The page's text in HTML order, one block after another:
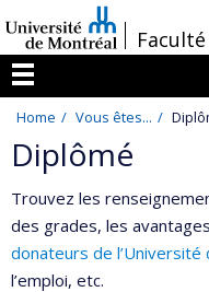
au
contenu
/
Menu
Home Vous êtes...
Diplômé
Trouvez les
des grades, les
donateurs de l’Université
l’emploi, etc.